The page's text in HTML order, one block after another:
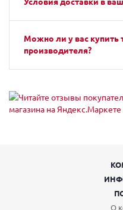
Можно ли у вас купить
производителя?
О